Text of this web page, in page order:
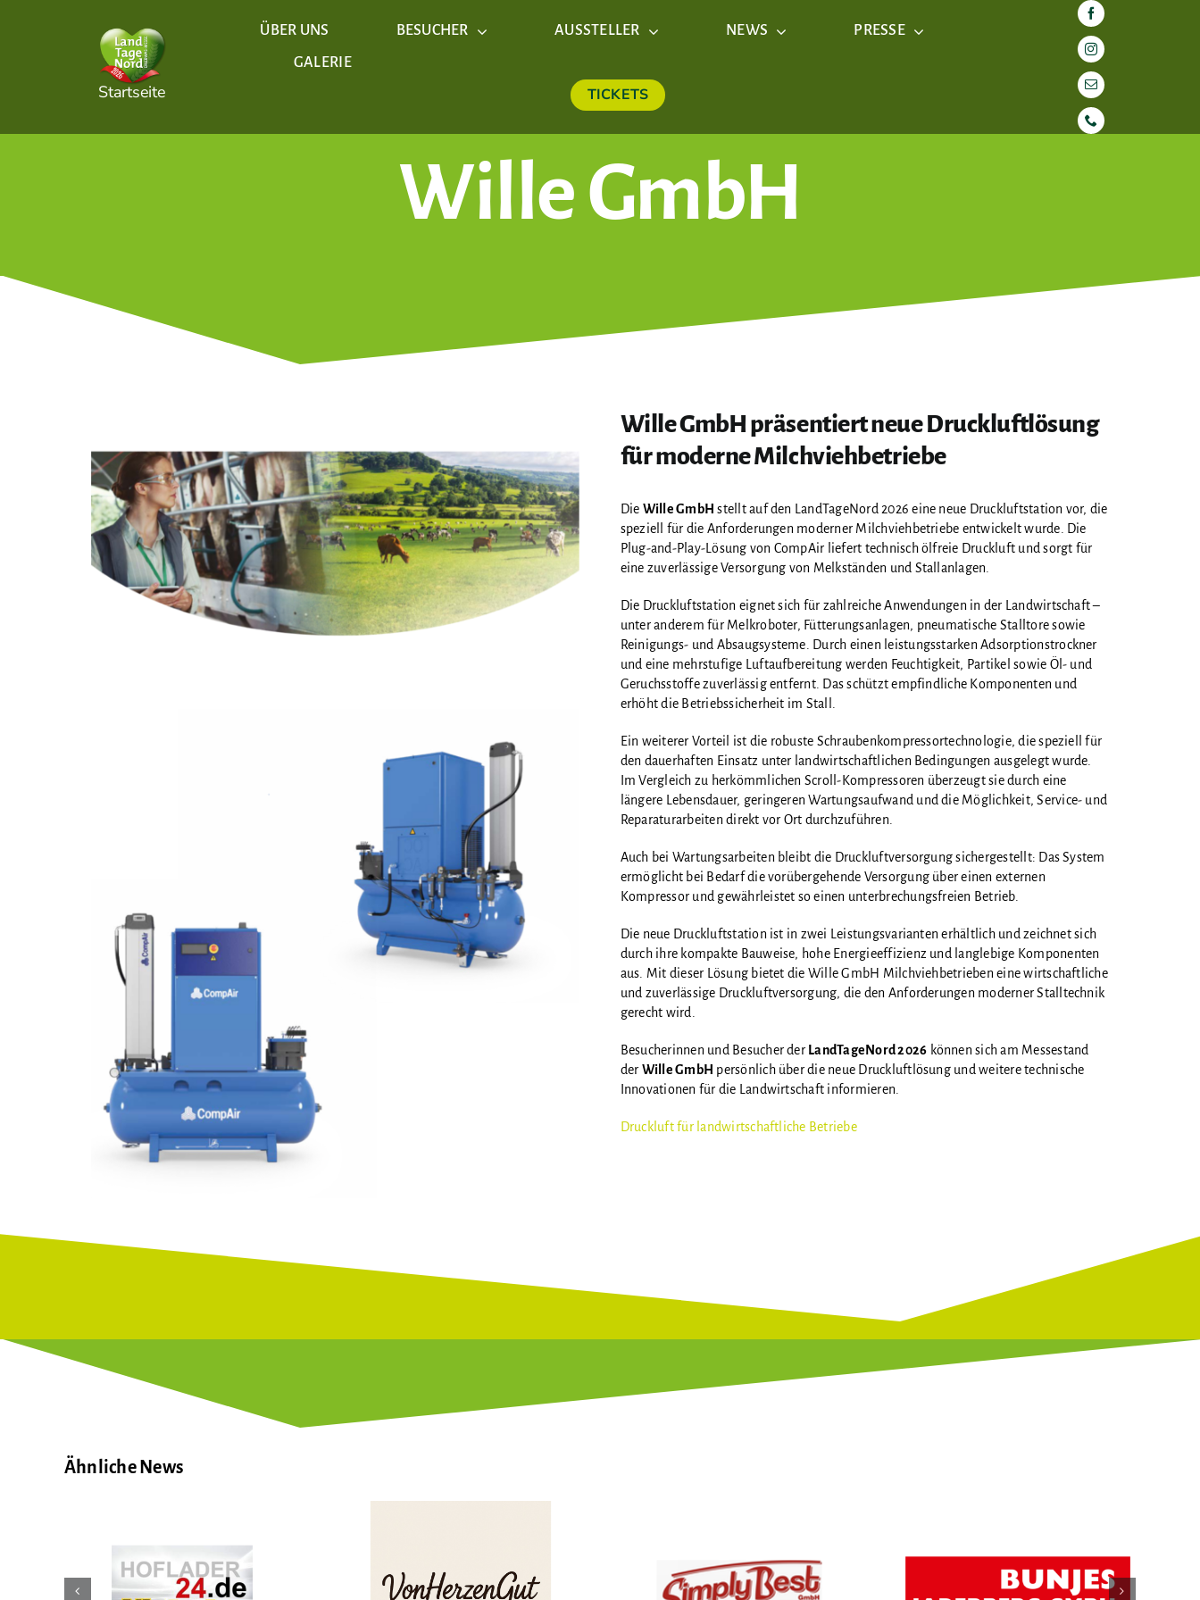
Startseite
ÜBER UNS BESUCHER AUSSTELLER NEWS
PRESSE
GALERIE
TICKETS
Wille GmbH
Wille GmbH präsentiert neue Druckluftlösung
für moderne Milchviehbetriebe
Die Wille GmbH stellt auf den LandTageNord 2026 eine neue Druckluftstation vor, die
speziell für die Anforderungen moderner Milchviehbetriebe entwickelt wurde. Die
Plug-and-Play-Lösung von CompAir liefert technisch ölfreie Druckluft und sorgt für
eine zuverlässige Versorgung von Melkständen und Stallanlagen.
Die Druckluftstation eignet sich für zahlreiche Anwendungen in der Landwirtschaft –
unter anderem für Melkroboter, Fütterungsanlagen, pneumatische Stalltore sowie
Reinigungs- und Absaugsysteme. Durch einen leistungsstarken Adsorptionstrockner
und eine mehrstufige Luftaufbereitung werden Feuchtigkeit, Partikel sowie Öl- und
Geruchsstoffe zuverlässig entfernt. Das schützt empfindliche Komponenten und
erhöht die Betriebssicherheit im Stall.
Ein weiterer Vorteil ist die robuste Schraubenkompressortechnologie, die speziell für
den dauerhaften Einsatz unter landwirtschaftlichen Bedingungen ausgelegt wurde.
Im Vergleich zu herkömmlichen Scroll-Kompressoren überzeugt sie durch eine
längere Lebensdauer, geringeren Wartungsaufwand und die Möglichkeit, Service- und
Reparaturarbeiten direkt vor Ort durchzuführen.
Auch bei Wartungsarbeiten bleibt die Druckluftversorgung sichergestellt: Das System
ermöglicht bei Bedarf die vorübergehende Versorgung über einen externen
Kompressor und gewährleistet so einen unterbrechungsfreien Betrieb.
Die neue Druckluftstation ist in zwei Leistungsvarianten erhältlich und zeichnet sich
durch ihre kompakte Bauweise, hohe Energieeffizienz und langlebige Komponenten
aus. Mit dieser Lösung bietet die Wille GmbH Milchviehbetrieben eine wirtschaftliche
und zuverlässige Druckluftversorgung, die den Anforderungen moderner Stalltechnik
gerecht wird.
Besucherinnen und Besucher der LandTageNord 2026 können sich am Messestand
der Wille GmbH persönlich über die neue Druckluftlösung und weitere technische
Innovationen für die Landwirtschaft informieren.
Druckluft für landwirtschaftliche Betriebe
Ähnliche News
VonHerzenGut Simply Best
Bunjes Jaderberg
KreisLandFrauenverband